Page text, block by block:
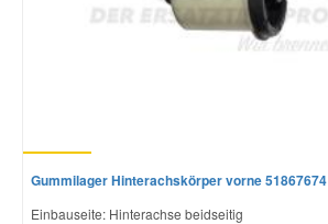
Gummilager Hinterachskörper vorne 51867674
Einbauseite: Hinterachse beidseitig